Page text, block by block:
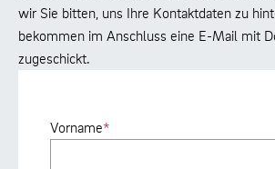
wir Sie bitten, uns Ihre Kontaktdaten zu
bekommen im Anschluss eine E-Mail mit
zugeschickt.
Vorname*